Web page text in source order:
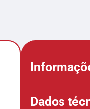
Dados